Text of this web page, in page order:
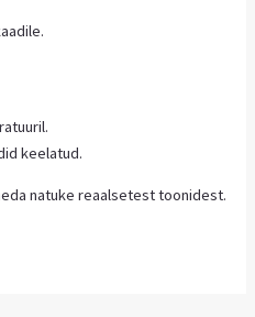
keelatud.
natuke reaalsetest toonidest.